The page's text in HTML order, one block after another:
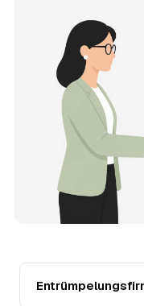
Die Anfrage ist
Zentrum ist
muss, und erhalten
Entrümpler aus
wird nur der
Was kostet die
Wohnung in
Für eine
die Kosten in
entspricht im
Zugänglichkeit
verschieben den
genauen Festpreis
Seit 2020 verlief die